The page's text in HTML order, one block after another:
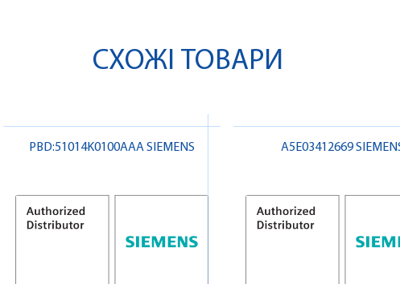
СХОЖІ ТОВАРИ
PBD:51014K0100AAA SIEMENS A5E03412669